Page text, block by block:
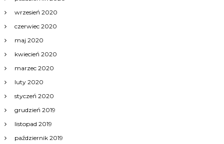
wrzesień 2020
czerwiec 2020
maj 2020
kwiecień 2020
marzec 2020
luty 2020
styczeń 2020
grudzień 2019
listopad 2019
październik 2019